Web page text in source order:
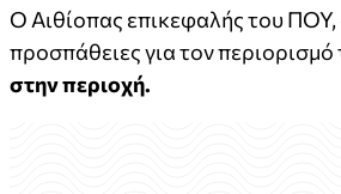
Ο Αιθίοπας επικεφαλής του
προσπάθειες για τον περιορισμό
στην περιοχή.